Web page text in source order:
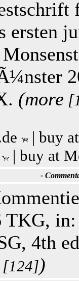
ersten
(more
| buy
| buy at
-
TKG,
4th
[124])